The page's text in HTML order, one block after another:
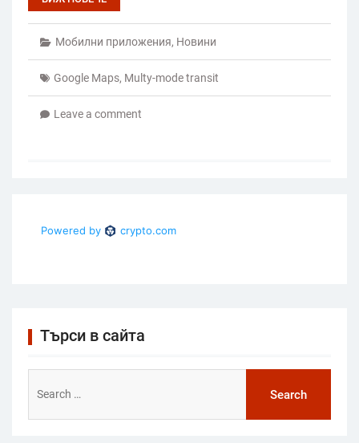
Мобилни приложения, Новини
Google Maps, Multy-mode transit
Leave a comment
Търси в сайта
for: